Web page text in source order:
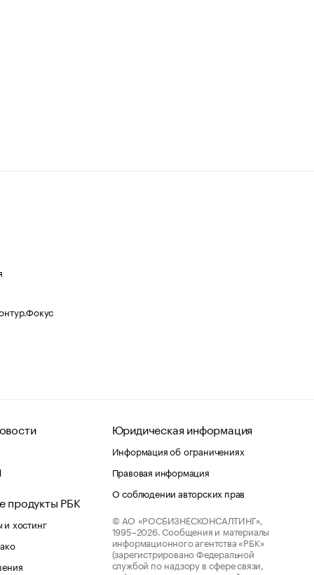
продукты РБК
хостинг
Юридическая информация
Информация об ограничениях
Правовая информация
О соблюдении авторских прав
© АО «РОСБИЗНЕСКОНСАЛТИНГ»,
1995–2026. Сообщения и материалы
информационного агентства «РБК»
(зарегистрировано Федеральной
службой по надзору в сфере связи,